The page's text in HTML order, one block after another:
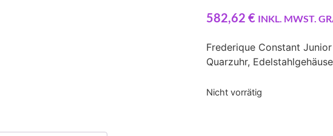
582,62 € INKL. MWST.
Frederique Constant
Quarzuhr,
Nicht vorrätig